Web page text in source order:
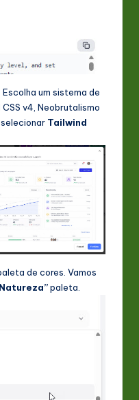
Escolha um sistema de
v4, Neobrutalismo
Tailwind
de cores. Vamos
paleta.